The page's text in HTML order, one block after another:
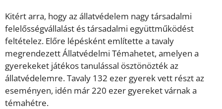
Kitért arra, hogy az állatvédelem nagy társadalmi
felelősségvállalást és társadalmi együttműködést
feltételez. Előre lépésként említette a tavaly
megrendezett Állatvédelmi Témahetet, amelyen a
gyerekeket játékos tanulással ösztönözték az
állatvédelemre. Tavaly 132 ezer gyerek vett részt az
eseményen, idén már 220 ezer gyereket várnak a
témahétre.